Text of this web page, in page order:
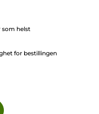
som helst
for bestillingen